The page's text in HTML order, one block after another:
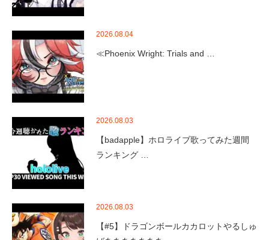
2026.08.04
≪Phoenix Wright: Trials and …
2026.08.03
【badapple】ホロライブ歌ってみた週間
ランキング …
2026.08.03
【#5】ドラゴンボールカカロットやるしゅ